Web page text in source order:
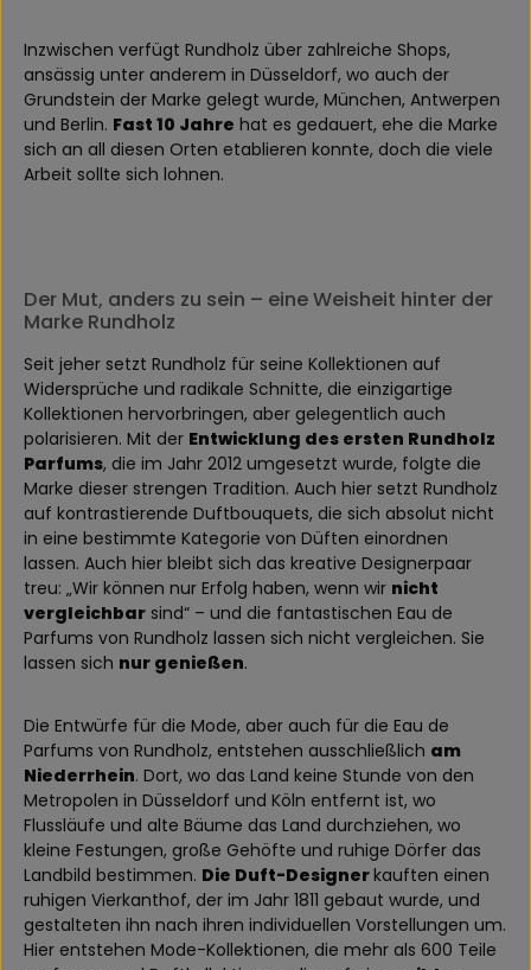
Inzwischen verfügt Rundholz über zahlreiche Shops,
ansässig unter anderem in Düsseldorf, wo auch der
Grundstein der Marke gelegt wurde, München, Antwerpen
und Berlin. Fast 10 Jahre hat es gedauert, ehe die Marke
sich an all diesen Orten etablieren konnte, doch die viele
Arbeit sollte sich lohnen.
Der Mut, anders zu sein – eine Weisheit hinter der
Marke Rundholz
Seit jeher setzt Rundholz für seine Kollektionen auf
Widersprüche und radikale Schnitte, die einzigartige
Kollektionen hervorbringen, aber gelegentlich auch
polarisieren. Mit der Entwicklung des ersten Rundholz
Parfums, die im Jahr 2012 umgesetzt wurde, folgte die
Marke dieser strengen Tradition. Auch hier setzt Rundholz
auf kontrastierende Duftbouquets, die sich absolut nicht
in eine bestimmte Kategorie von Düften einordnen
lassen. Auch hier bleibt sich das kreative Designerpaar
treu: „Wir können nur Erfolg haben, wenn wir nicht
vergleichbar sind“ – und die fantastischen Eau de
Parfums von Rundholz lassen sich nicht vergleichen. Sie
lassen sich nur genießen.
Die Entwürfe für die Mode, aber auch für die Eau de
Parfums von Rundholz, entstehen ausschließlich am
Niederrhein. Dort, wo das Land keine Stunde von den
Metropolen in Düsseldorf und Köln entfernt ist, wo
Flussläufe und alte Bäume das Land durchziehen, wo
kleine Festungen, große Gehöfte und ruhige Dörfer das
Landbild bestimmen. Die Duft-Designerkauften einen
ruhigen Vierkanthof, der im Jahr 1811 gebaut wurde, und
gestalteten ihn nach ihren individuellen Vorstellungen um.
Hier entstehen Mode-Kollektionen, die mehr als 600 Teile